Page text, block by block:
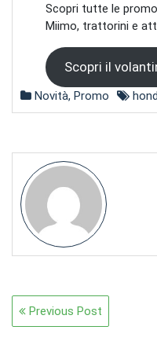
Scopri tutte le
Miimo, trattorini e
Scopri il
Novità, Promo
Navigazione
Previous Post